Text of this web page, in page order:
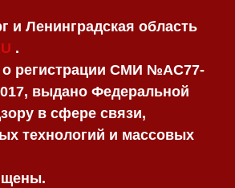
и Ленинградская область
.
о регистрации СМИ №AC77-
выдано Федеральной
в сфере связи,
технологий и массовых